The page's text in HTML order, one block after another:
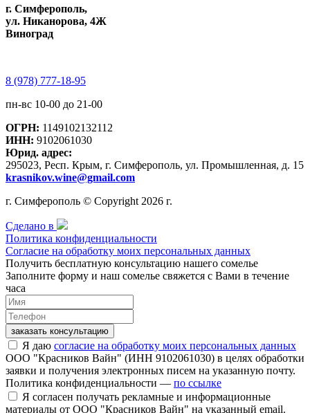
г. Симферополь,
ул. Никанорова, 4Ж
Виноград
8 (978) 777-18-95
пн-вс 10-00 до 21-00
ОГРН: 1149102132112
ИНН: 9102061030
Юрид. адрес:
295023, Респ. Крым, г. Симферополь, ул. Промышленная, д. 15
krasnikov.wine@gmail.com
г. Симферополь © Copyright 2026 г.
Сделано в
Политика конфиденциальности
Согласие на обработку моих персональных данных
Получить бесплатную консультацию нашего сомелье
Заполните форму и наш сомелье свяжется с Вами в течение
часа
заказать консультацию
Я даю согласие на обработку моих персональных данных
ООО "Красников Вайн" (ИНН 9102061030) в целях обработки
заявки и получения электронных писем на указанную почту.
Политика конфиденциальности — по ссылке
Я согласен получать рекламные и информационные
материалы от ООО "Красников Вайн" на указанный email.